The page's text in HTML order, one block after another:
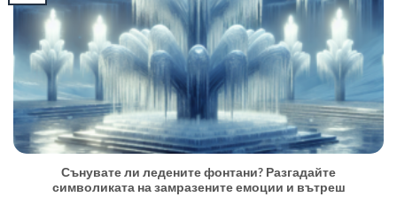
Сънувате ли ледените фонтани? Разгадайте
символиката на замразените емоции и вътреш